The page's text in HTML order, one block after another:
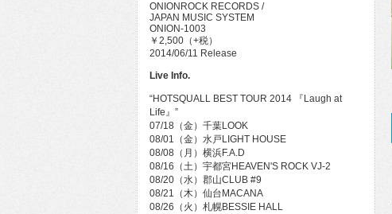
ONIONROCK RECORDS /
JAPAN MUSIC SYSTEM
ONION-1003
￥2,500（+税）
2014/06/11 Release
Live Info.
“HOTSQUALL BEST TOUR 2014 『Laugh at
Life』”
07/18（金）千葉LOOK
08/01（金）水戸LIGHT HOUSE
08/08（月）横浜F.A.D
08/16（土）宇都宮HEAVEN'S ROCK VJ-2
08/20（水）郡山CLUB #9
08/21（木）仙台MACANA
08/26（火）札幌BESSIE HALL